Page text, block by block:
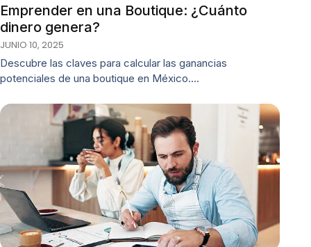
Emprender en una Boutique: ¿Cuánto
dinero genera?
JUNIO 10, 2025
Descubre las claves para calcular las ganancias
potenciales de una boutique en México.…